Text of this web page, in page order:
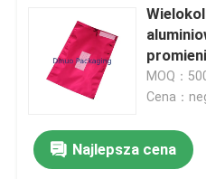
MOQ：
Cena：
Najlepsza cena